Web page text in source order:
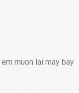
muon lai may bay